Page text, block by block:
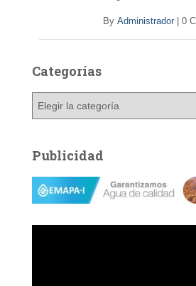
By Administrador 0
Categorías
g
o
a
Publicidad